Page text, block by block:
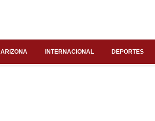
ARIZONA INTERNACIONAL DEPORTES